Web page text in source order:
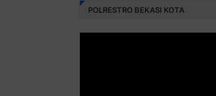
POLRESTRO BEKASI KOTA